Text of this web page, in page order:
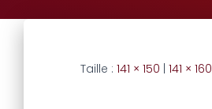
Taille : 141 × 150 141 × 160